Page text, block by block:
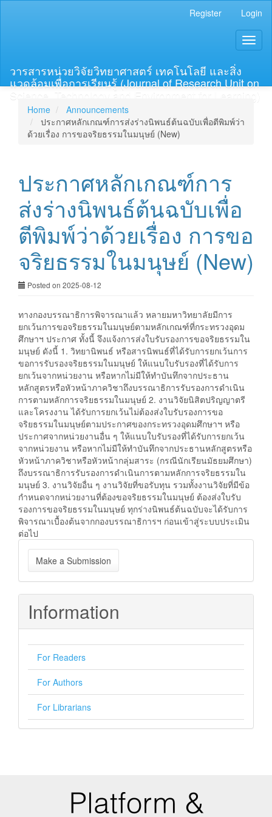
Register Login
วารสารหน่วยวิจัยวิทยาศาสตร์ เทคโนโลยี และสิ่ง
แวดล้อมเพื่อการเรียนรู้ (Journal of Research Unit on
Science, Technology and Environment for Learning)
Home
Announcements
ประกาศหลักเกณฑ์การส่งร่างนิพนธ์ต้นฉบับเพื่อตีพิมพ์ว่า
ด้วยเรื่อง การขอจริยธรรมในมนุษย์ (New)
ประกาศหลักเกณฑ์การ
ส่งร่างนิพนธ์ต้นฉบับเพื่อ
ตีพิมพ์ว่าด้วยเรื่อง การขอ
จริยธรรมในมนุษย์ (New)
Posted on 2025-08-12
ทางกองบรรณาธิการพิจารณาแล้ว หลายมหาวิทยาลัยมีการ
ยกเว้นการขอจริยธรรมในมนุษย์ตามหลักเกณฑ์ที่กระทรวงอุดม
ศึกษาฯ ประกาศ ทั้งนี้ จึงแจ้งการส่งใบรับรองการขอจริยธรรมใน
มนุษย์ ดังนี้ 1. วิทยานิพนธ์ หรือสารนิพนธ์ที่ได้รับการยกเว้นการ
ขอการรับรองจริยธรรมในมนุษย์ ให้แนบใบรับรองที่ได้รับการ
ยกเว้นจากหน่วยงาน หรือหากไม่มีให้ทำบันทึกจากประธาน
หลักสูตรหรือหัวหน้าภาควิชาถึงบรรณาธิการรับรองการดำเนิน
การตามหลักการจริยธรรมในมนุษย์ 2. งานวิจัยนิสิตปริญญาตรี
และโครงงาน ได้รับการยกเว้นไม่ต้องส่งใบรับรองการขอ
จริยธรรมในมนุษย์ตามประกาศของกระทรวงอุดมศึกษาฯ หรือ
ประกาศจากหน่วยงานอื่น ๆ ให้แนบใบรับรองที่ได้รับการยกเว้น
จากหน่วยงาน หรือหากไม่มีให้ทำบันทึกจากประธานหลักสูตรหรือ
หัวหน้าภาควิชาหรือหัวหน้ากลุ่มสาระ (กรณีนักเรียนมัธยมศึกษา)
ถึงบรรณาธิการรับรองการดำเนินการตามหลักการจริยธรรมใน
มนุษย์ 3. งานวิจัยอื่น ๆ งานวิจัยที่ขอรับทุน รวมทั้งงานวิจัยที่มีข้อ
กำหนดจากหน่วยงานที่ต้องขอจริยธรรมในมนุษย์ ต้องส่งใบรับ
รองการขอจริยธรรมในมนุษย์ ทุกร่างนิพนธ์ต้นฉบับจะได้รับการ
พิจารณาเบื้องต้นจากกองบรรณาธิการฯ ก่อนเข้าสู่ระบบประเมิน
ต่อไป
Make
a
Submission
Make a Submission
Information
For Readers
For Authors
For Librarians